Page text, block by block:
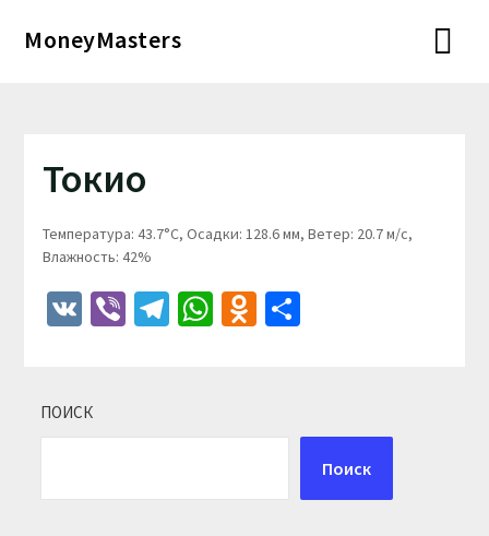
MoneyMasters
Токио
Температура: 43.7°C, Осадки: 128.6 мм, Ветер: 20.7 м/с,
Влажность: 42%
VKViberTelegram
WhatsApp
Odnoklassniki
Отправить
ПОИСК
Поиск